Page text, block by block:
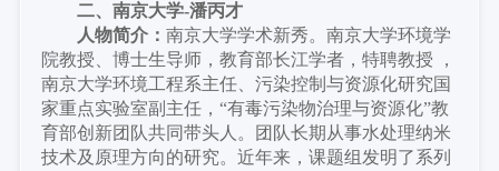
二、 南京大学-潘丙才
人物简介： 南京大学学术新秀。南京大学环境学
院教授、博士生导师，教育部长江学者，特聘教授
，
南京大学环境工程系主任、污染控制与资源化研究国
家重点实验室副主任， “有毒污染物治理与资源化”教
育部创新团队共同带头人。团队长期从事水处理纳米
技术及原理方向的研究。近年来，课题组发明了系列